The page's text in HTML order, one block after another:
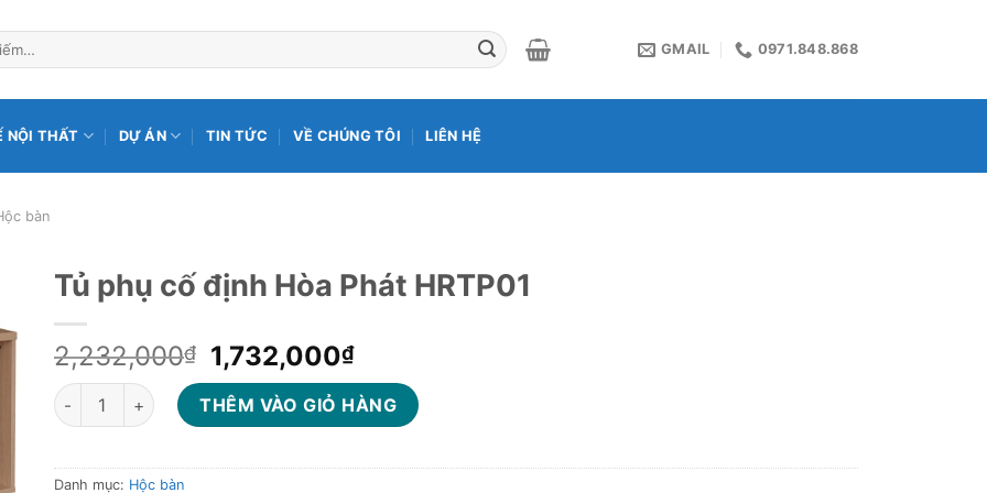
GMAIL 0971.848.868
NỘI THẤT DỰ ÁN TIN TỨC VỀ CHÚNG TÔI LIÊN HỆ
bàn
Tủ phụ cố định Hòa Phát HRTP01
2,232,000₫
Giá
gốc
là:
2,232,000₫.
1,732,000₫Giá
hiện
tại
là:
1,732,000₫.
Tủ phụ cố định Hòa Phát HRTP01 số lượng
THÊM VÀO GIỎ HÀNG
Danh mục: Hộc bàn